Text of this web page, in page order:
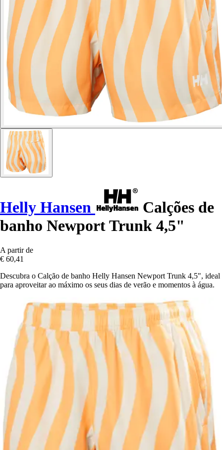
Helly Hansen
Calções de
banho Newport Trunk 4,5"
A partir de
€ 60,41
Descubra o Calção de banho Helly Hansen Newport Trunk 4,5", ideal
para aproveitar ao máximo os seus dias de verão e momentos à água.